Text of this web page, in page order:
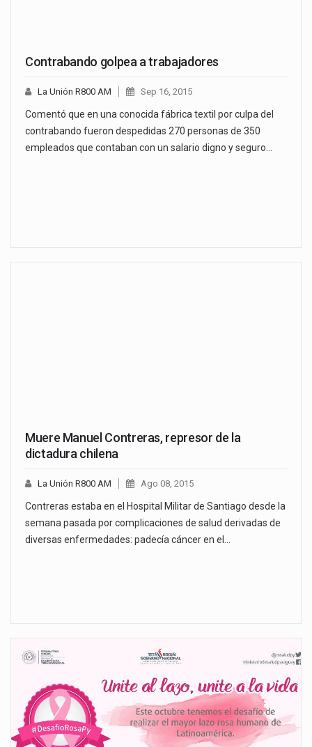
Contrabando golpea a trabajadores
La Unión R800 AM Sep 16, 2015
Comentó que en una conocida fábrica textil por culpa del
contrabando fueron despedidas 270 personas de 350
empleados que contaban con un salario digno y seguro…
Muere Manuel Contreras, represor de la
dictadura chilena
La Unión R800 AM Ago 08, 2015
Contreras estaba en el Hospital Militar de Santiago desde la
semana pasada por complicaciones de salud derivadas de
diversas enfermedades: padecía cáncer en el…